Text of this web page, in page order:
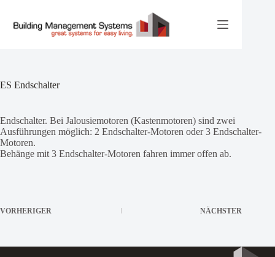
springen
ES Endschalter
Endschalter. Bei Jalousiemotoren (Kastenmotoren) sind zwei
Ausführungen möglich: 2 Endschalter-Motoren oder 3 Endschalter-
Motoren.
Behänge mit 3 Endschalter-Motoren fahren immer offen ab.
VORHERIGER NÄCHSTER